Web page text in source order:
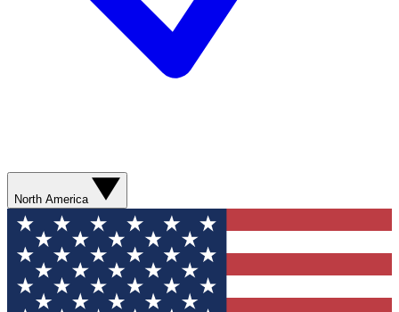
North America